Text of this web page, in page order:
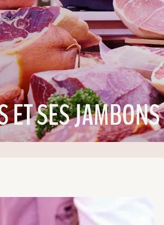
ET SES JAMBONS